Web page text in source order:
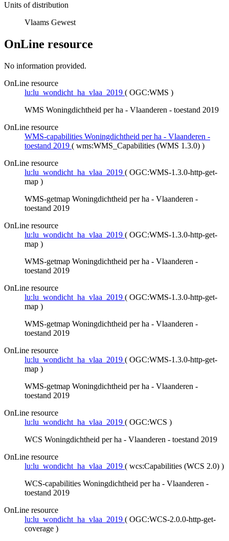
Units of distribution
Vlaams Gewest
OnLine resource
No information provided.
OnLine resource
lu:lu_wondicht_ha_vlaa_2019 ( OGC:WMS )
WMS Woningdichtheid per ha - Vlaanderen - toestand 2019
OnLine resource
WMS-capabilities Woningdichtheid per ha - Vlaanderen -
toestand 2019 ( wms:WMS_Capabilities (WMS 1.3.0) )
OnLine resource
lu:lu_wondicht_ha_vlaa_2019 ( OGC:WMS-1.3.0-http-get-
map )
WMS-getmap Woningdichtheid per ha - Vlaanderen -
toestand 2019
OnLine resource
lu:lu_wondicht_ha_vlaa_2019 ( OGC:WMS-1.3.0-http-get-
map )
WMS-getmap Woningdichtheid per ha - Vlaanderen -
toestand 2019
OnLine resource
lu:lu_wondicht_ha_vlaa_2019 ( OGC:WMS-1.3.0-http-get-
map )
WMS-getmap Woningdichtheid per ha - Vlaanderen -
toestand 2019
OnLine resource
lu:lu_wondicht_ha_vlaa_2019 ( OGC:WMS-1.3.0-http-get-
map )
WMS-getmap Woningdichtheid per ha - Vlaanderen -
toestand 2019
OnLine resource
lu:lu_wondicht_ha_vlaa_2019 ( OGC:WCS )
WCS Woningdichtheid per ha - Vlaanderen - toestand 2019
OnLine resource
lu:lu_wondicht_ha_vlaa_2019 ( wcs:Capabilities (WCS 2.0) )
WCS-capabilities Woningdichtheid per ha - Vlaanderen -
toestand 2019
OnLine resource
lu:lu_wondicht_ha_vlaa_2019 ( OGC:WCS-2.0.0-http-get-
coverage )